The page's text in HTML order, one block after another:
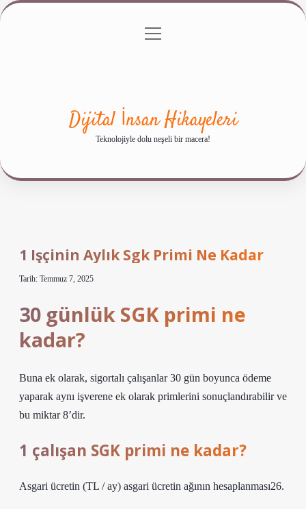
Gizlilik Politikası
menüyü
Dijital İnsan Hikayeleri
Teknolojiyle dolu neşeli bir macera!
1 Işçinin Aylık Sgk Primi Ne Kadar
Tarih: Temmuz 7, 2025
30 günlük SGK primi ne
kadar?
Buna ek olarak, sigortalı çalışanlar 30 gün boyunca ödeme
yaparak aynı işverene ek olarak primlerini sonuçlandırabilir ve
bu miktar 8’dir.
1 çalışan SGK primi ne kadar?
Asgari ücretin (TL / ay) asgari ücretin ağının hesaplanması26.